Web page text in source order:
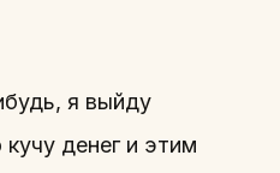
я выйду
денег и этим